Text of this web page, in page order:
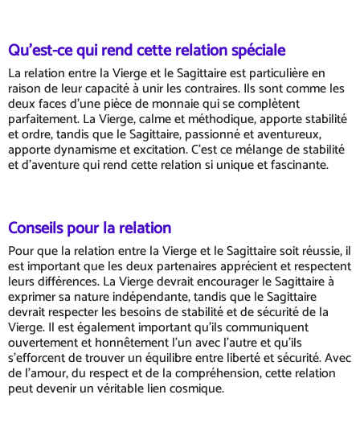
Qu'est-ce qui rend cette relation spéciale
La relation entre la Vierge et le Sagittaire est particulière en
raison de leur capacité à unir les contraires. Ils sont comme les
deux faces d'une pièce de monnaie qui se complètent
parfaitement. La Vierge, calme et méthodique, apporte stabilité
et ordre, tandis que le Sagittaire, passionné et aventureux,
apporte dynamisme et excitation. C'est ce mélange de stabilité
et d'aventure qui rend cette relation si unique et fascinante.
Conseils pour la relation
Pour que la relation entre la Vierge et le Sagittaire soit réussie, il
est important que les deux partenaires apprécient et respectent
leurs différences. La Vierge devrait encourager le Sagittaire à
exprimer sa nature indépendante, tandis que le Sagittaire
devrait respecter les besoins de stabilité et de sécurité de la
Vierge. Il est également important qu'ils communiquent
ouvertement et honnêtement l'un avec l'autre et qu'ils
s'efforcent de trouver un équilibre entre liberté et sécurité. Avec
de l'amour, du respect et de la compréhension, cette relation
peut devenir un véritable lien cosmique.